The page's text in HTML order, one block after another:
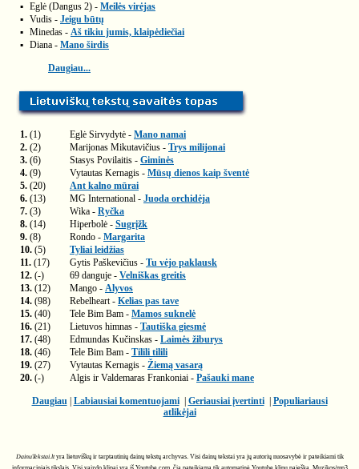
▪ Eglė (Dangus 2) - Meilės virėjas
▪ Vudis - Jeigu būtų
▪ Minedas - Aš tikiu jumis, klaipėdiečiai
▪ Diana - Mano širdis
Daugiau...
1. (1) Eglė Sirvydytė - Mano namai
2. (2) Marijonas Mikutavičius - Trys milijonai
3. (6) Stasys Povilaitis - Giminės
4. (9) Vytautas Kernagis - Mūsų dienos kaip šventė
5. (20)
Ant kalno mūrai
6. (13) MG International - Juoda orchidėja
7. (3) Wika - Ryčka
8. (14) Hiperbolė - Sugrįžk
9. (8) Rondo - Margarita
10. (5)
Tyliai leidžias
11. (17) Gytis Paškevičius - Tu vėjo paklausk
12. (-) 69 danguje - Velniškas greitis
13. (12) Mango - Alyvos
14. (98) Rebelheart - Kelias pas tave
15. (40) Tele Bim Bam - Mamos suknelė
16. (21) Lietuvos himnas - Tautiška giesmė
17. (48) Edmundas Kučinskas - Laimės žiburys
18. (46) Tele Bim Bam - Tilili tilili
19. (27) Vytautas Kernagis - Žiemą vasarą
20. (-) Algis ir Valdemaras Frankoniai - Pašauki mane
Daugiau| Labiausiai komentuojami| Geriausiai įvertinti| Populiariausi
atlikėjai
DainuTekstai.ltyra lietuviškų ir tarptautinių dainų tekstų archyvas. Visi dainų tekstai yra jų autorių nuosavybė ir pateikiami tik